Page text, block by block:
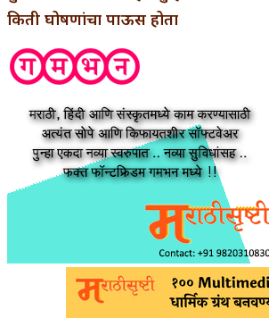
किती घोषणांचा पाऊस होता